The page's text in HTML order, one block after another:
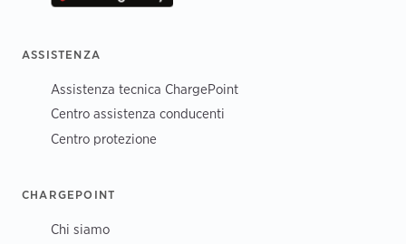
ASSISTENZA
Assistenza tecnica ChargePoint
Centro assistenza conducenti
Centro protezione
CHARGEPOINT
Chi siamo